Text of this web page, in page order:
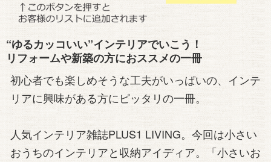
“ゆるカッコいい”インテリアでいこう！
リフォームや新築の方におススメの一冊
初心者でも楽しめそうな工夫がいっぱいの、インテ
リアに興味がある方にピッタリの一冊。
人気インテリア雑誌PLUS1 LIVING。今回は小さい
おうちのインテリアと収納アイディア。「小さいお